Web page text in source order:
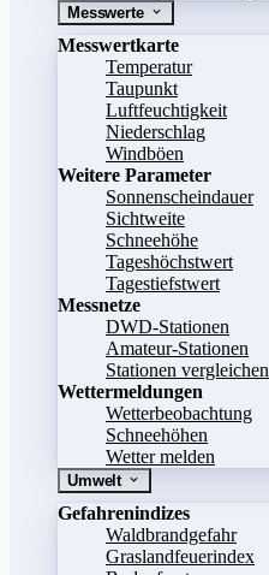
Messwerte
Messwertkarte
Temperatur
Taupunkt
Luftfeuchtigkeit
Niederschlag
Windböen
Weitere Parameter
Sonnenscheindauer
Sichtweite
Schneehöhe
Tageshöchstwert
Tagestiefstwert
Messnetze
DWD-Stationen
Amateur-Stationen
Stationen vergleichen
Wettermeldungen
Wetterbeobachtung
Schneehöhen
Wetter melden
Umwelt
Gefahrenindizes
Waldbrandgefahr
Graslandfeuerindex